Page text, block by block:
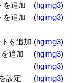
を追加 (hgimg3)
を追加 (hgimg3)
を追加 (hgimg3)
追加 (hgimg3)
(hgimg3)
設定 (hgimg3)